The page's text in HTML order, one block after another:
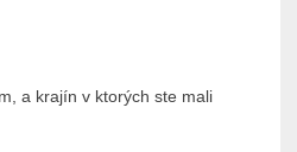
a krajín v ktorých ste mali